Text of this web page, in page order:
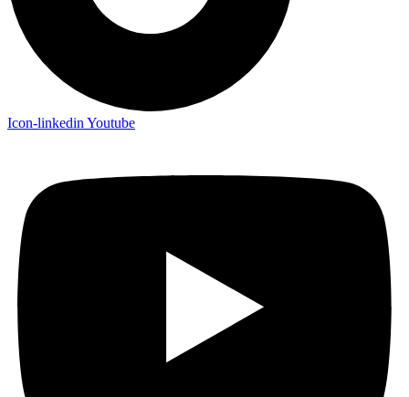
Icon-linkedin Youtube